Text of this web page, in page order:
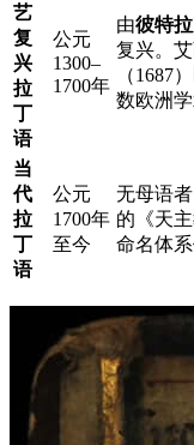
艺
复
兴
拉
丁
语
公元
1300–
1700年
由彼特
复兴。
（1687
数欧洲
当
代
拉
丁
语
公元
1700年
至今
无母语
的《天
命名体